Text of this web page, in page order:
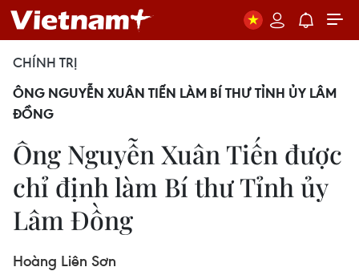
CHÍNH TRỊ
ÔNG NGUYỄN XUÂN TIẾN LÀM BÍ THƯ TỈNH ỦY LÂM
ĐỒNG
Ông Nguyễn Xuân Tiến được
chỉ định làm Bí thư Tỉnh ủy
Lâm Đồng
Hoàng Liên Sơn